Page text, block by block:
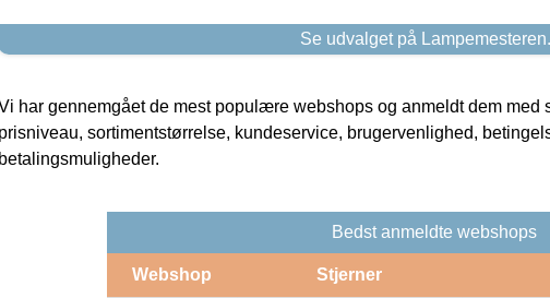
Se udvalget på
har gennemgået de mest populære webshops og anmeldt dem med
prisniveau, sortimentstørrelse, kundeservice, brugervenlighed,
betalingsmuligheder.
Bedst anmeldte webshops
Webshop Stjerner